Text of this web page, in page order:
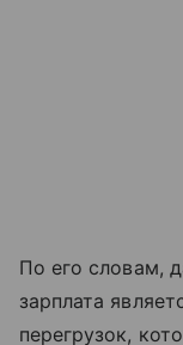
По его словам,
зарплата
перегрузок,